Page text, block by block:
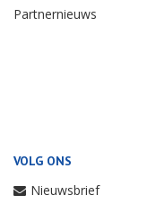
Partnernieuws
VOLG ONS
Nieuwsbrief